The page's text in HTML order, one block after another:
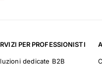
PER PROFESSIONISTI
dedicate B2B